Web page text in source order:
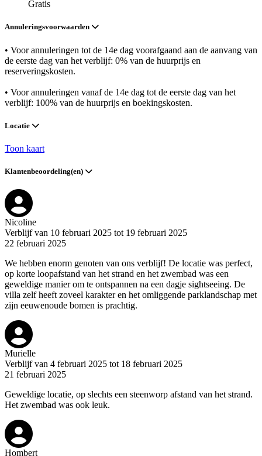
Gratis
Annuleringsvoorwaarden
• Voor annuleringen tot de 14e dag voorafgaand aan de aanvang van
de eerste dag van het verblijf: 0% van de huurprijs en
reserveringskosten.
• Voor annuleringen vanaf de 14e dag tot de eerste dag van het
verblijf: 100% van de huurprijs en boekingskosten.
Locatie
Toon kaart
Klantenbeoordeling(en)
Nicoline
Verblijf van 10 februari 2025 tot 19 februari 2025
22 februari 2025
We hebben enorm genoten van ons verblijf! De locatie was perfect,
op korte loopafstand van het strand en het zwembad was een
geweldige manier om te ontspannen na een dagje sightseeing. De
villa zelf heeft zoveel karakter en het omliggende parklandschap met
zijn eeuwenoude bomen is prachtig.
Murielle
Verblijf van 4 februari 2025 tot 18 februari 2025
21 februari 2025
Geweldige locatie, op slechts een steenworp afstand van het strand.
Het zwembad was ook leuk.
Hombert